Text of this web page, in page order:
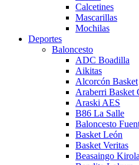
Calcetines
Mascarillas
Mochilas
Deportes
Baloncesto
ADC Boadilla
Aikitas
Alcorcón Basket
Araberri Basket
Araski AES
B86 La Salle
Baloncesto
Basket León
Basket Veritas
Beasaingo